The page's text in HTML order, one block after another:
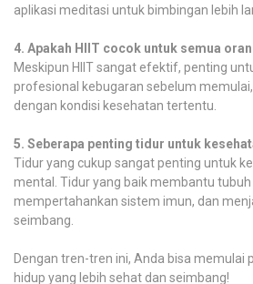
aplikasi meditasi untuk bimbingan lebih
4. Apakah HIIT cocok untuk semua
Meskipun HIIT sangat efektif, penting
profesional kebugaran sebelum
dengan kondisi kesehatan tertentu.
5. Seberapa penting tidur untuk
Tidur yang cukup sangat penting untuk
mental. Tidur yang baik membantu
mempertahankan sistem imun, dan
seimbang.
Dengan tren-tren ini, Anda bisa memulai
hidup yang lebih sehat dan seimbang!